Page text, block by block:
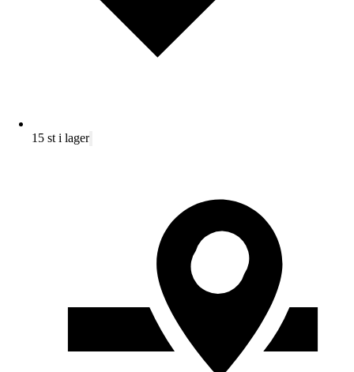
15 st i lager